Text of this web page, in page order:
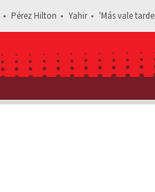
Pérez Hilton Yahir 'Más vale
Estás leyendo: "No estar